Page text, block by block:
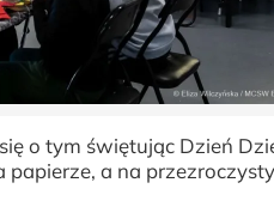
o tym świętując Dzień
a na